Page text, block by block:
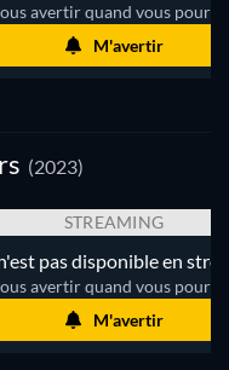
avertir quand vous
M'avertir
(2023)
STREAMING
pas disponible en
avertir quand vous
M'avertir